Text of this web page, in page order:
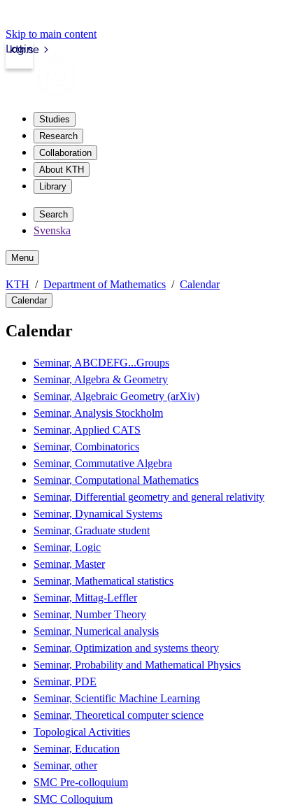
Skip to main content
kth.se
Login
Studies
Research
Collaboration
About KTH
Library
Search
Svenska
Menu
KTH Department of Mathematics Calendar
Calendar
Calendar
Seminar, ABCDEFG...Groups
Seminar, Algebra & Geometry
Seminar, Algebraic Geometry (arXiv)
Seminar, Analysis Stockholm
Seminar, Applied CATS
Seminar, Combinatorics
Seminar, Commutative Algebra
Seminar, Computational Mathematics
Seminar, Differential geometry and general relativity
Seminar, Dynamical Systems
Seminar, Graduate student
Seminar, Logic
Seminar, Master
Seminar, Mathematical statistics
Seminar, Mittag-Leffler
Seminar, Number Theory
Seminar, Numerical analysis
Seminar, Optimization and systems theory
Seminar, Probability and Mathematical Physics
Seminar, PDE
Seminar, Scientific Machine Learning
Seminar, Theoretical computer science
Topological Activities
Seminar, Education
Seminar, other
SMC Pre-colloquium
SMC Colloquium